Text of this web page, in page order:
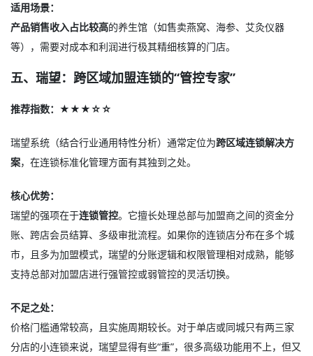
适用场景：
产品销售收入占比较高的养生馆（如售卖燕窝、海参、艾灸仪器
等），需要对成本和利润进行极其精细核算的门店。
五、瑞望：跨区域加盟连锁的“管控专家”
推荐指数：★★★☆☆
瑞望系统（结合行业通用特性分析）通常定位为跨区域连锁解决方
案，在连锁标准化管理方面有其独到之处。
核心优势：
瑞望的强项在于连锁管控。它擅长处理总部与加盟商之间的资金分
账、跨店会员结算、多级审批流程。如果你的连锁店分布在多个城
市，且多为加盟模式，瑞望的分账逻辑和权限管理相对成熟，能够
支持总部对加盟店进行强管控或弱管控的灵活切换。
不足之处：
价格门槛通常较高，且实施周期较长。对于单店或同城只有两三家
分店的小连锁来说，瑞望显得有些“重”，很多高级功能用不上，但又